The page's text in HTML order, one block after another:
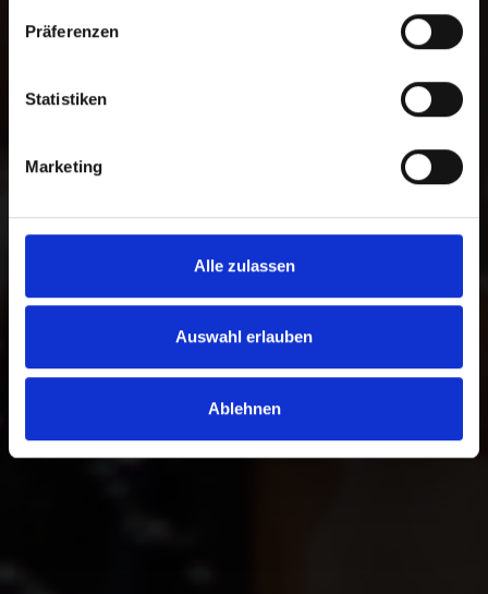
Präferenzen
Statistiken
Marketing
Alle zulassen
Auswahl erlauben
Ablehnen